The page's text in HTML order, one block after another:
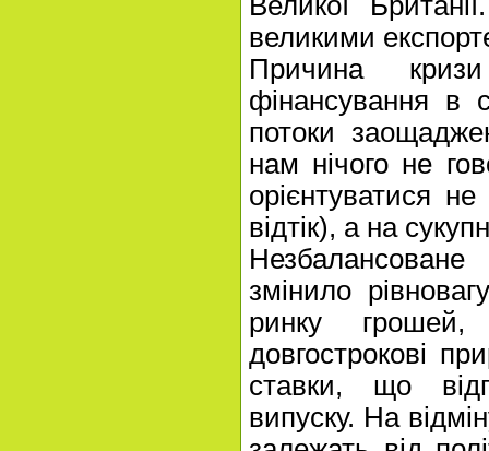
великими
Причина
фінансування в
потоки
нам нічого не
орієнтуватися
відтік), а на
змінило
ринку
довгострокові
ставки, що
випуску. На